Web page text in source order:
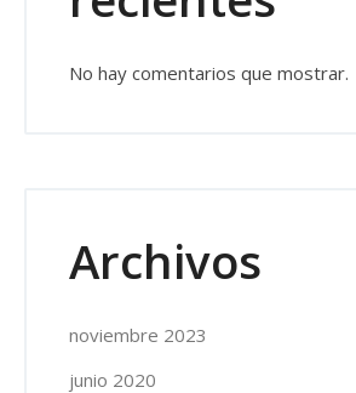
No hay comentarios que mostrar.
Archivos
noviembre 2023
junio 2020